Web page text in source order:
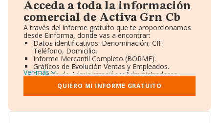
Acceda a toda la información
comercial de Activa Grn Cb
A través del informe gratuito que te proporcionamos
desde Einforma, donde vas a encontrar:
Datos identificativos: Denominación, CIF,
Teléfono, Domicilio.
Informe Mercantil Completo (BORME).
Gráficos de Evolución Ventas y Empleados.
Consejo de Administración y Administradores.
Directivos y Ejecutivos.
Accionistas.
Participaciones y Vinculaciones en otras empresas.
Información oficial y registral complementaria.
Ver más
QUIERO MI INFORME GRATUITO